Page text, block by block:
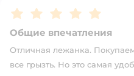
Рейтинг:5
Общие впечатления
Отличная лежанка.
все грызть. Но это самая